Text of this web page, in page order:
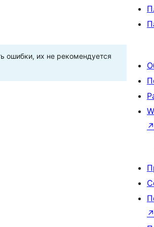
ошибки, их не рекомендуется
↗
↗